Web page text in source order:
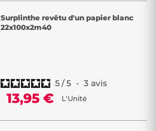
Surplinthe revêtu d'un papier blanc
22x100x2m40
5/5 - 3 avis
13,95 € L'Unité